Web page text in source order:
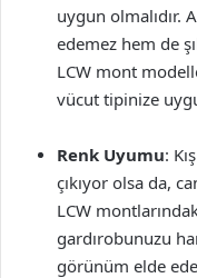
uygun olmalıdır.
edemez hem de
LCW mont
vücut tipinize
Renk Uyumu:
çıkıyor olsa da,
LCW
gardırobunuzu
görünüm elde